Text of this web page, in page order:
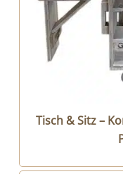
Tisch & Sitz –